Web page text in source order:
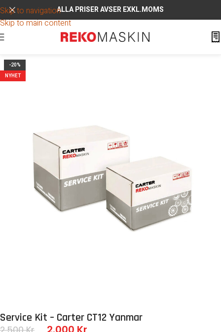
Skip to navigation
Skip to main content
ALLA PRISER AVSER EXKL.MOMS
-20%
NYHET
Service Kit – Carter CT12 Yanmar